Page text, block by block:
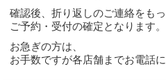
確認後、折り返しのご連絡をも
ご予約・受付の確定となります。
お急ぎの方は、
お手数ですが各店舗までお電話に